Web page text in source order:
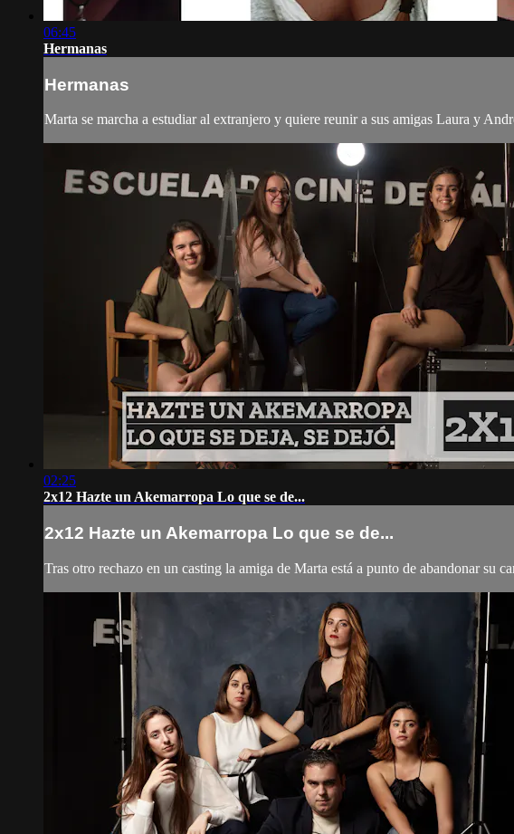
06:45
Hermanas
Hermanas
Marta se marcha a estudiar al extranjero y quiere reunir a sus amigas Laura y
02:25
2x12 Hazte un Akemarropa Lo que se de...
2x12 Hazte un Akemarropa Lo que se de...
Tras otro rechazo en un casting la amiga de Marta está a punto de abandonar su